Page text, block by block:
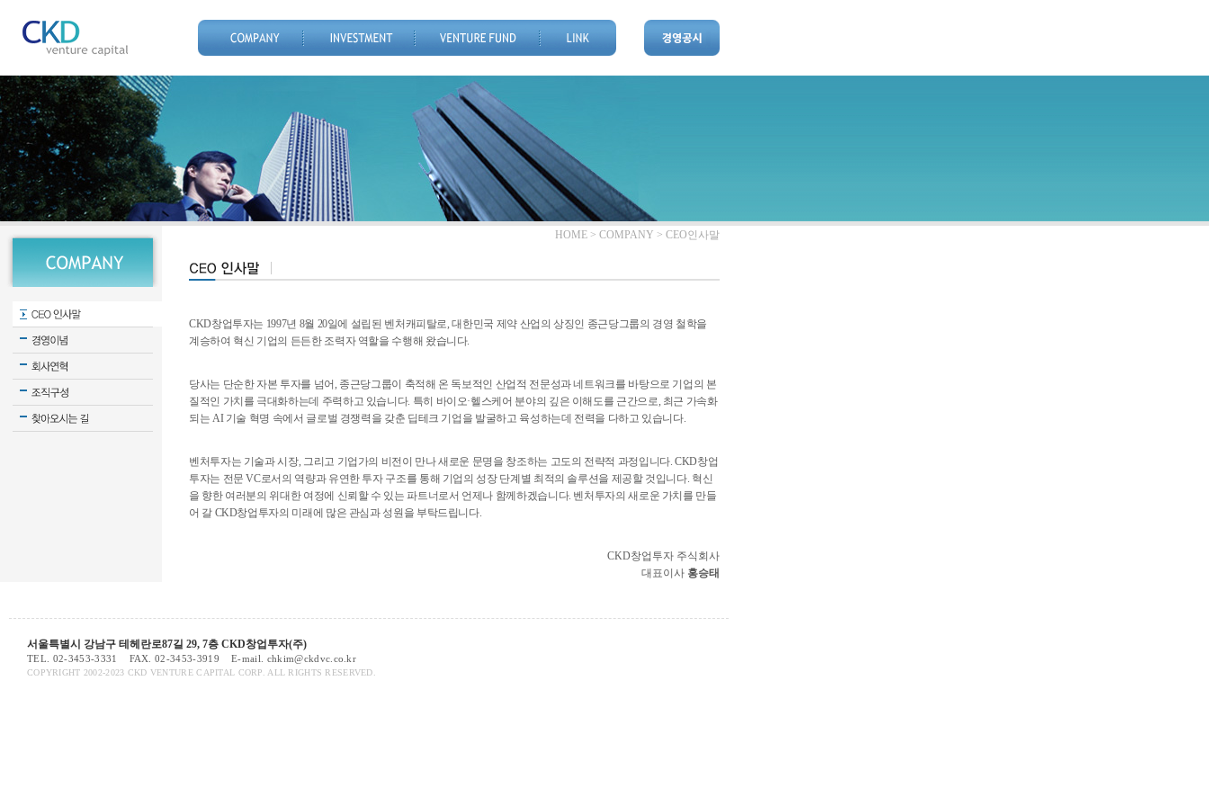
HOME > COMPANY > CEO인사말
CKD창업투자는 1997년 8월 20일에 설립된 벤처캐피탈로, 대한민국 제약 산업의 상징인 종근당그룹의 경영 철학을
계승하여 혁신 기업의 든든한 조력자 역할을 수행해 왔습니다.
당사는 단순한 자본 투자를 넘어, 종근당그룹이 축적해 온 독보적인 산업적 전문성과 네트워크를 바탕으로 기업의 본
질적인 가치를 극대화하는데 주력하고 있습니다. 특히 바이오·헬스케어 분야의 깊은 이해도를 근간으로, 최근 가속화
되는 AI 기술 혁명 속에서 글로벌 경쟁력을 갖춘 딥테크 기업을 발굴하고 육성하는데 전력을 다하고 있습니다.
벤처투자는 기술과 시장, 그리고 기업가의 비전이 만나 새로운 문명을 창조하는 고도의 전략적 과정입니다. CKD창업
투자는 전문 VC로서의 역량과 유연한 투자 구조를 통해 기업의 성장 단계별 최적의 솔루션을 제공할 것입니다. 혁신
을 향한 여러분의 위대한 여정에 신뢰할 수 있는 파트너로서 언제나 함께하겠습니다. 벤처투자의 새로운 가치를 만들
어 갈 CKD창업투자의 미래에 많은 관심과 성원을 부탁드립니다.
CKD창업투자 주식회사
대표이사 홍승태
서울특별시 강남구 테헤란로87길 29, 7층 CKD창업투자(주)
TEL. 02-3453-3331 FAX. 02-3453-3919 E-mail. chkim@ckdvc.co.kr
COPYRIGHT 2002-2023 CKD VENTURE CAPITAL CORP. ALL RIGHTS RESERVED.